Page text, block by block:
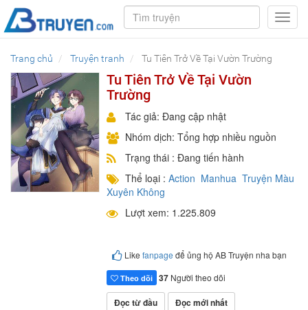
Trang chủ Truyện tranh Tu Tiên Trở Về Tại Vườn Trường
Tu Tiên Trở Về Tại Vườn
Trường
Tác giả: Đang cập nhật
Nhóm dịch: Tổng hợp nhiều nguồn
Trạng thái : Đang tiến hành
Thể loại : Action Manhua Truyện Màu
Xuyên Không
Lượt xem: 1.225.809
Like fanpage để ủng hộ AB Truyện nha bạn
Theo dõi 37 Người theo dõi
Đọc từ đầu Đọc mới nhất